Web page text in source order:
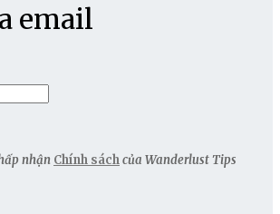
email
nhận Chính sáchcủa Wanderlust Tips